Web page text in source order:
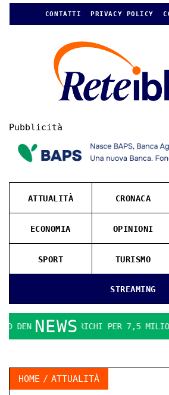
CONTATTI PRIVACY POLICY
Pubblicità
STREAMING
ATTUALITÀ CRONACA
ECONOMIA OPINIONI
SPORT TURISMO
NEWS
PER 7,5 MILIONI LA
HOME ATTUALITÀ